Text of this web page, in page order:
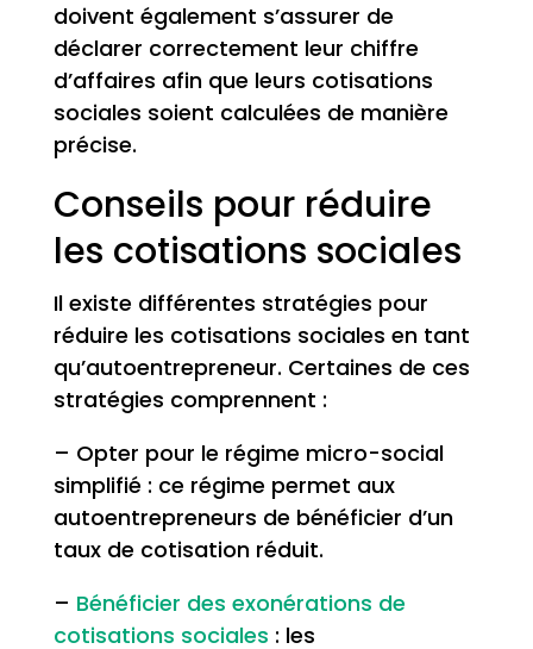
doivent également s’assurer de
déclarer correctement leur chiffre
d’affaires afin que leurs cotisations
sociales soient calculées de manière
précise.
Conseils pour réduire
les cotisations sociales
Il existe différentes stratégies pour
réduire les cotisations sociales en tant
qu’autoentrepreneur. Certaines de ces
stratégies comprennent :
– Opter pour le régime micro-social
simplifié : ce régime permet aux
autoentrepreneurs de bénéficier d’un
taux de cotisation réduit.
– Bénéficier des exonérations de
cotisations sociales : les